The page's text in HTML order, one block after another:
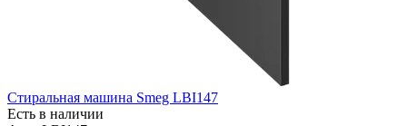
Стиральная машина Smeg LBI147
Есть в наличии